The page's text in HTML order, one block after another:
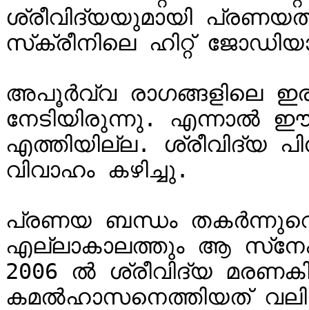
ശ്രീവിദ്യയുമായി
സ്‌ക്രീനിലെ ഹിറ്റ് ജോഡിയായിരുന്നു.
അപൂര്‍വ്വ രാഗങ്ങളിലെ
നേടിയിരുന്നു. എന്നാല്‍
എത്തിയില്ല. ശ്രീവിദ്യ
വിവാഹം കഴിച്ചു.
പ്രണയ ബന്ധം
എല്ലാകാലത്തും ആ സ്‌നേഹം കാത്തു സൂക്ഷിച്ചിരുന്നു.
2006 ല്‍ ശ്രീവിദ്യ
കമല്‍ഹാസനെത്തിയത്